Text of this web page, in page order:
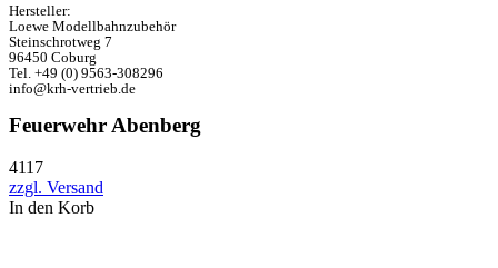
Hersteller:
Loewe Modellbahnzubehör
Steinschrotweg 7
96450 Coburg
Tel. +49 (0) 9563-308296
info@krh-vertrieb.de
Feuerwehr Abenberg
4117
zzgl. Versand
In den Korb